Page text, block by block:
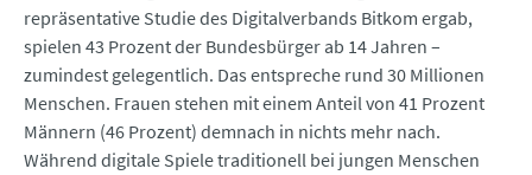
repräsentative Studie des Digitalverbands Bitkom ergab,
spielen 43 Prozent der Bundesbürger ab 14 Jahren –
zumindest gelegentlich. Das entspreche rund 30 Millionen
Menschen. Frauen stehen mit einem Anteil von 41 Prozent
Männern (46 Prozent) demnach in nichts mehr nach.
Während digitale Spiele traditionell bei jungen Menschen